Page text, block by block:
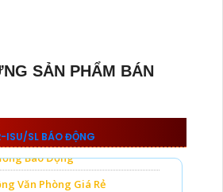
SẢN PHẨM BÁN
ISU/SL BÁO ĐỘNG
Camera Đang Có Giá Sale Tốt Nhất:
Thoại
Động Cho Nhà Xưởng
hàng báo động
Báo Động
Văn Phòng Giá Rẻ